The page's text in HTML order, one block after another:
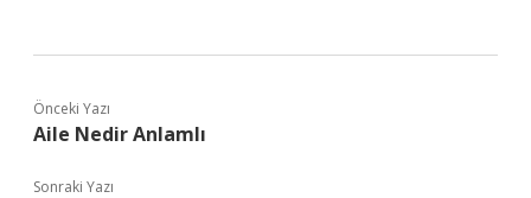
Önceki Yazı
Aile Nedir Anlamlı
Sonraki Yazı